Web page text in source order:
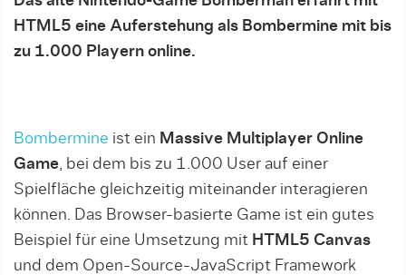
HTML5 eine Auferstehung als Bombermine mit bis
zu 1.000 Playern online.
Bombermine ist ein Massive Multiplayer Online
Game, bei dem bis zu 1.000 User auf einer
Spielfläche gleichzeitig miteinander interagieren
können. Das Browser-basierte Game ist ein gutes
Beispiel für eine Umsetzung mit HTML5 Canvas
und dem Open-Source-JavaScript Framework